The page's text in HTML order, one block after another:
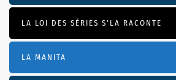
LA LOI DES SÉRIES S'LA RACONTE
LA MANITA